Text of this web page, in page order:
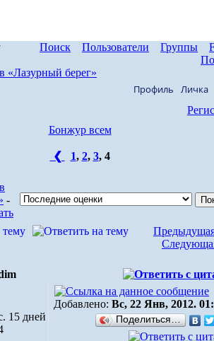
Поиск Пользователи Группы
Профиль Личка
Бонжур всем
❮ 1, 2, 3, 4
-
15 дней
Добавлено: Вс, 22 Янв, 2012.
Поделиться…